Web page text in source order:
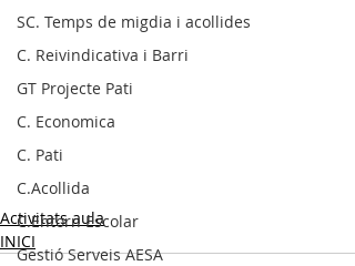
SC. Temps de migdia i acollides
C. Reivindicativa i Barri
GT Projecte Pati
C. Economica
C. Pati
C.Acollida
C.Entorn Escolar
Gestió Serveis AESA
Activitats aula
INICI